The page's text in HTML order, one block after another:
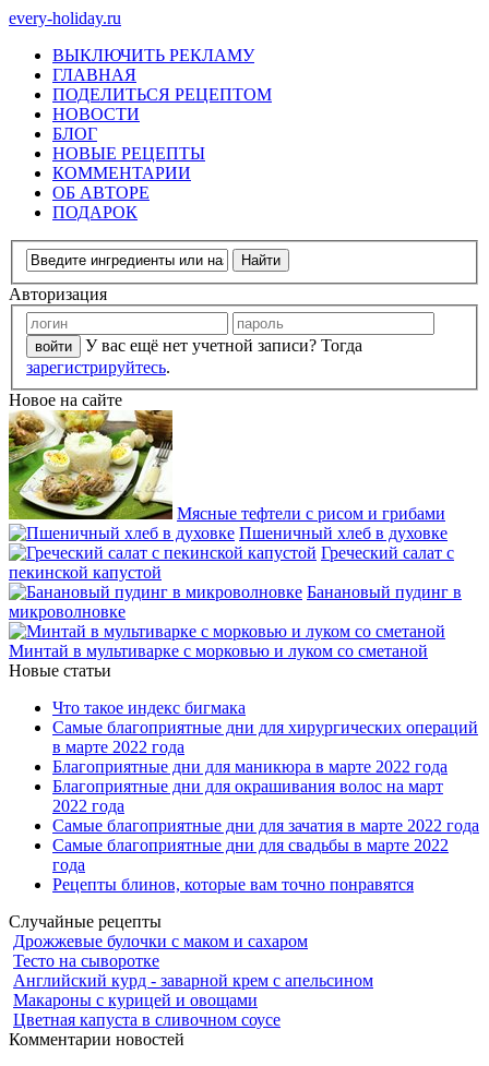
every-holiday.ru
ВЫКЛЮЧИТЬ РЕКЛАМУ
ГЛАВНАЯ
ПОДЕЛИТЬСЯ РЕЦЕПТОМ
НОВОСТИ
БЛОГ
НОВЫЕ РЕЦЕПТЫ
КОММЕНТАРИИ
ОБ АВТОРЕ
ПОДАРОК
Авторизация
У вас ещё нет учетной записи? Тогда
зарегистрируйтесь.
Новое на сайте
Мясные тефтели с рисом и грибами
Пшеничный хлеб в духовке
Греческий салат с
пекинской капустой
Банановый пудинг в
микроволновке
Минтай в мультиварке с морковью и луком со сметаной
Новые статьи
Что такое индекс бигмака
Самые благоприятные дни для хирургических операций
в марте 2022 года
Благоприятные дни для маникюра в марте 2022 года
Благоприятные дни для окрашивания волос на март
2022 года
Самые благоприятные дни для зачатия в марте 2022 года
Самые благоприятные дни для свадьбы в марте 2022
года
Рецепты блинов, которые вам точно понравятся
Случайные рецепты
Дрожжевые булочки с маком и сахаром
Тесто на сыворотке
Английский курд - заварной крем с апельсином
Макароны с курицей и овощами
Цветная капуста в сливочном соусе
Комментарии новостей